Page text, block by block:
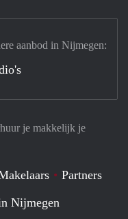
je makkelijk je
Partners
Nijmegen
aanbod in Nijmegen: